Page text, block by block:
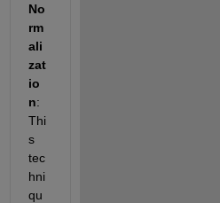
No
rm
ali
zat
io
n:
Thi
s
tec
hni
qu